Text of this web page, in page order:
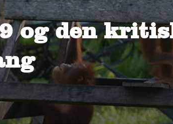
og den